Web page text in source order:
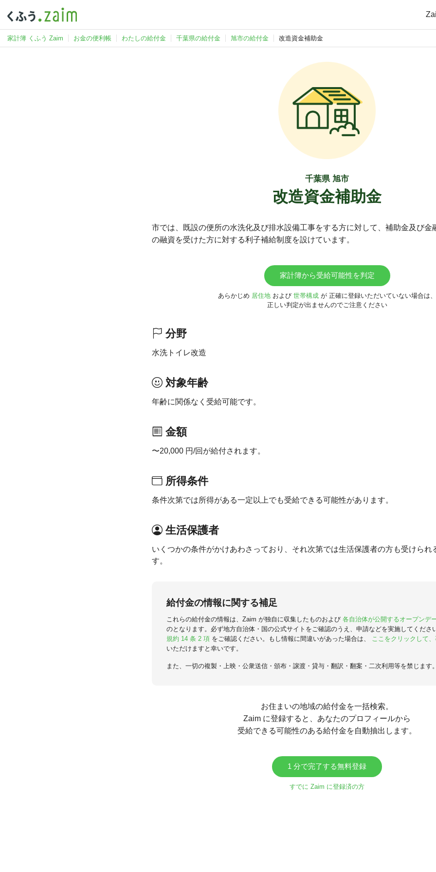
家計簿 くふう Zaim お金の便利帳 わたしの給付金 千葉県の給付金 旭市の給付金 改造資金補助金
千葉県 旭市
改造資金補助金
市では、既設の便所の水洗化及び排水設備工事をする方に対して、補助金及び金
の融資を受けた方に対する利子補給制度を設けています。
家計簿から受給可能性を判定
あらかじめ 居住地および 世帯構成が 正確に登録いただいていない場合は、
正しい判定が出ませんのでご注意ください
分野
水洗トイレ改造
対象年齢
年齢に関係なく受給可能です。
金額
〜20,000 円/回が給付されます。
所得条件
条件次第では所得がある一定以上でも受給できる可能性があります。
生活保護者
いくつかの条件がかけあわさっており、それ次第では生活保護者の方も受けられ
す。
給付金の情報に関する補足
これらの給付金の情報は、Zaim が独自に収集したものおよび 各自治体が公開するオープンデ
のとなります。必ず地方自治体・国の公式サイトをご確認のうえ、申請などを実施してくださ
規約 14 条 2 項 をご確認ください。もし情報に間違いがあった場合は、
ここをクリックして
いただけますと幸いです。
また、一切の複製・上映・公衆送信・頒布・譲渡・貸与・翻訳・翻案・二次利用等を禁じます
お住まいの地域の給付金を一括検索。
Zaim に登録すると、あなたのプロフィールから
受給できる可能性のある給付金を自動抽出します。
1 分で完了する無料登録
すでに Zaim に登録済の方